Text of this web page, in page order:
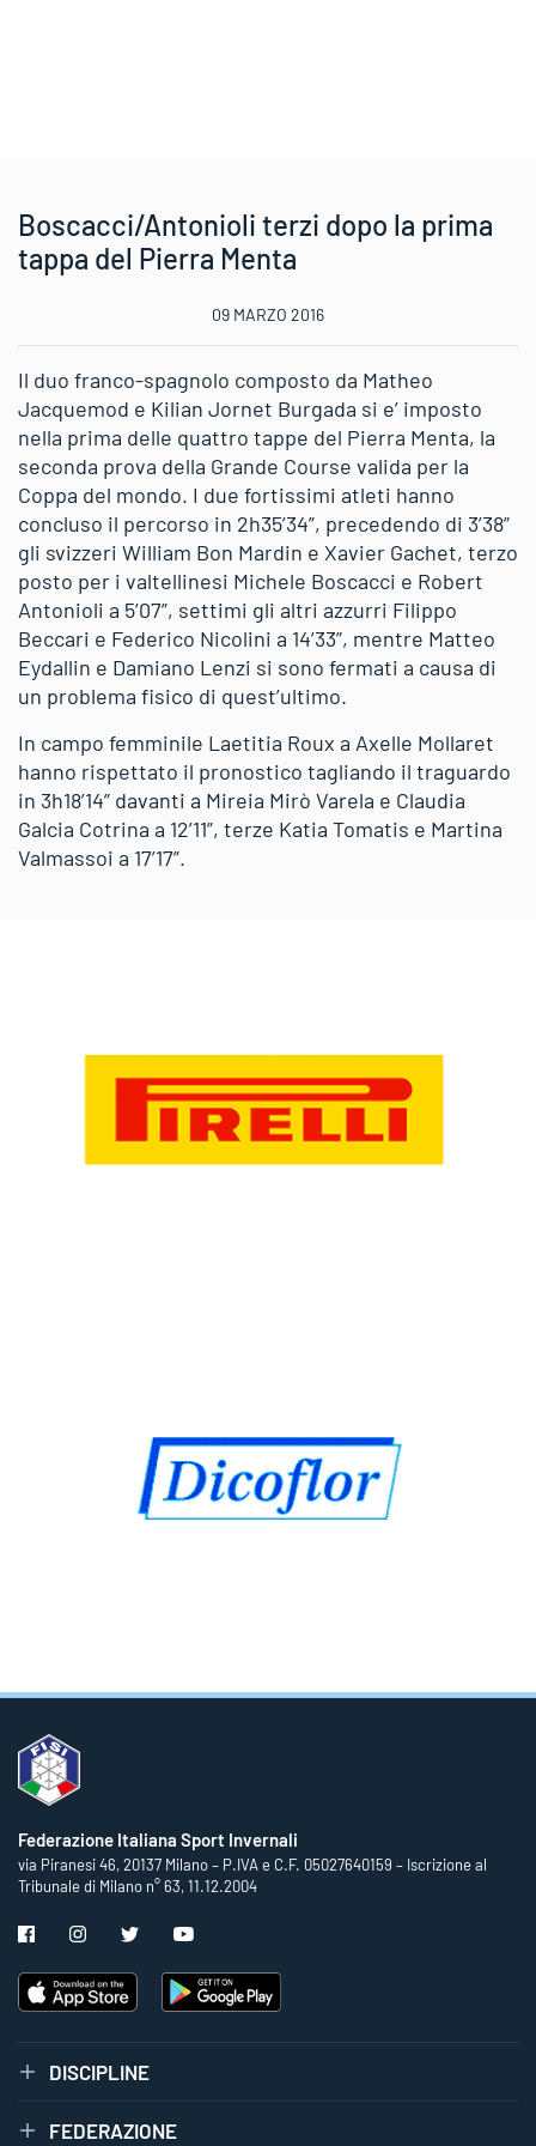
Boscacci/Antonioli terzi dopo la prima
tappa del Pierra Menta
09 MARZO 2016
Il duo franco-spagnolo composto da Matheo
Jacquemod e Kilian Jornet Burgada si e’ imposto
nella prima delle quattro tappe del Pierra Menta, la
seconda prova della Grande Course valida per la
Coppa del mondo. I due fortissimi atleti hanno
concluso il percorso in 2h35’34”, precedendo di 3’38”
gli svizzeri William Bon Mardin e Xavier Gachet, terzo
posto per i valtellinesi Michele Boscacci e Robert
Antonioli a 5’07”, settimi gli altri azzurri Filippo
Beccari e Federico Nicolini a 14’33”, mentre Matteo
Eydallin e Damiano Lenzi si sono fermati a causa di
un problema fisico di quest’ultimo.
In campo femminile Laetitia Roux a Axelle Mollaret
hanno rispettato il pronostico tagliando il traguardo
in 3h18’14” davanti a Mireia Mirò Varela e Claudia
Galcia Cotrina a 12’11”, terze Katia Tomatis e Martina
Valmassoi a 17’17”.
Federazione Italiana Sport Invernali
via Piranesi 46, 20137 Milano – P.IVA e C.F. 05027640159 – Iscrizione al
Tribunale di Milano n° 63, 11.12.2004
DISCIPLINE
FEDERAZIONE